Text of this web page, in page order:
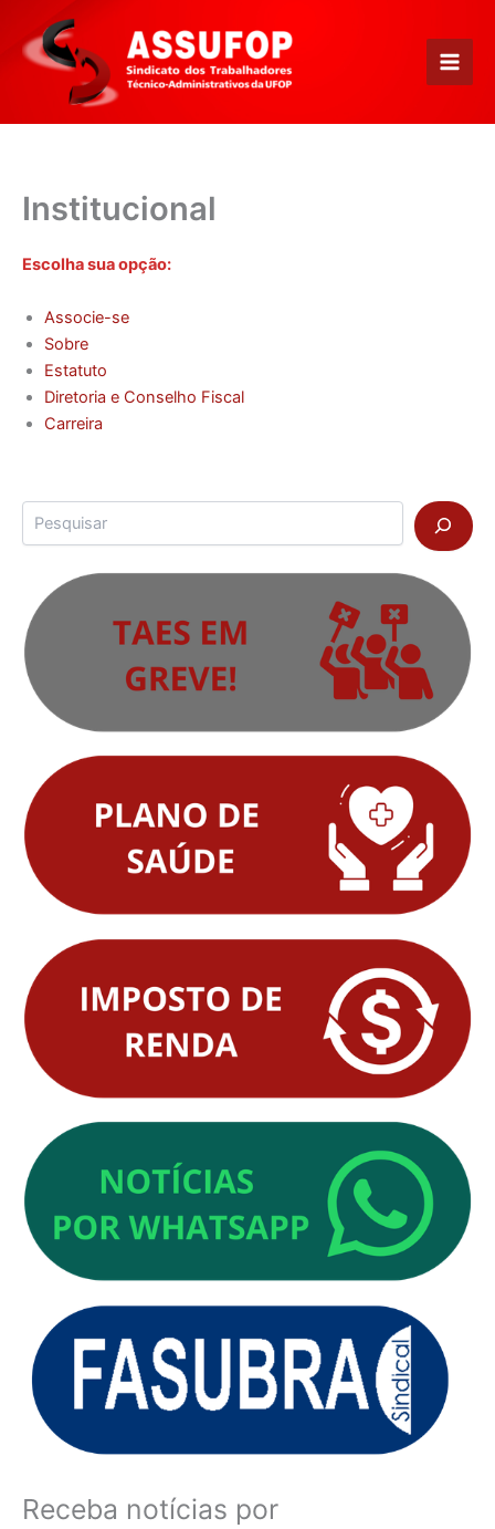
para
conteúdo
Institucional
Escolha sua opção:
Associe-se
Sobre
Estatuto
Diretoria e Conselho Fiscal
Carreira
Pesquisar
Receba notícias por